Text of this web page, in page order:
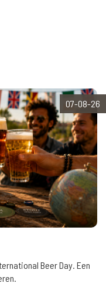
07-08-26
Beer Day. Een